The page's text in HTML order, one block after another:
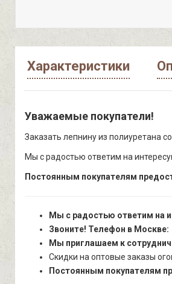
Характеристики
Уважаемые покупатели!
Заказать лепнину из полиуретана
Мы с радостью ответим на
Постоянным покупателям
Мы с радостью ответим на
Звоните! Телефон в Москве:
Мы приглашаем к
Скидки на оптовые заказы
Постоянным покупателям